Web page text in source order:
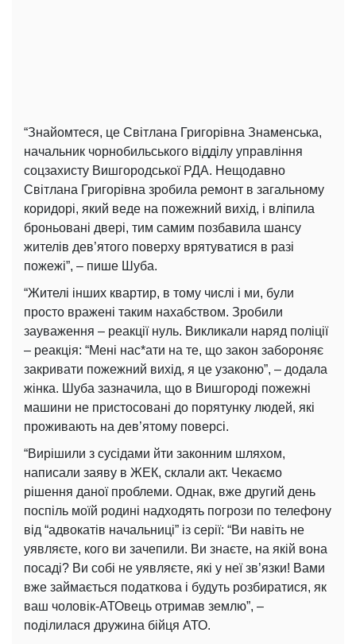
“Знайомтеся, це Світлана Григорівна Знаменська,
начальник чорнобильського відділу управління
соцзахисту Вишгородської РДА. Нещодавно
Світлана Григорівна зробила ремонт в загальному
коридорі, який веде на пожежний вихід, і вліпила
броньовані двері, тим самим позбавила шансу
жителів дев’ятого поверху врятуватися в разі
пожежі”, – пише Шуба.
“Жителі інших квартир, в тому числі і ми, були
просто вражені таким нахабством. Зробили
зауваження – реакції нуль. Викликали наряд поліції
– реакція: “Мені нас*ати на те, що закон забороняє
закривати пожежний вихід, я це узаконю”, – додала
жінка. Шуба зазначила, що в Вишгороді пожежні
машини не пристосовані до порятунку людей, які
проживають на дев’ятому поверсі.
“Вирішили з сусідами йти законним шляхом,
написали заяву в ЖЕК, склали акт. Чекаємо
рішення даної проблеми. Однак, вже другий день
поспіль моїй родині надходять погрози по телефону
від “адвокатів начальниці” із серії: “Ви навіть не
уявляєте, кого ви зачепили. Ви знаєте, на якій вона
посаді? Ви собі не уявляєте, які у неї зв’язки! Вами
вже займається податкова і будуть розбиратися, як
ваш чоловік-АТОвець отримав землю”, –
поділилася дружина бійця АТО.